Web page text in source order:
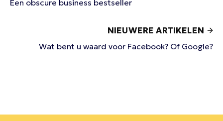
Een obscure business bestseller
NIEUWERE ARTIKELEN
Wat bent u waard voor Facebook? Of Google?